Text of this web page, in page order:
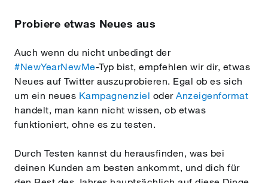
Probiere etwas Neues aus
Auch wenn du nicht unbedingt der
#NewYearNewMe-Typ bist, empfehlen wir dir, etwas
Neues auf Twitter auszuprobieren. Egal ob es sich
um ein neues Kampagnenziel oder Anzeigenformat
handelt, man kann nicht wissen, ob etwas
funktioniert, ohne es zu testen.
Durch Testen kannst du herausfinden, was bei
deinen Kunden am besten ankommt, und dich für